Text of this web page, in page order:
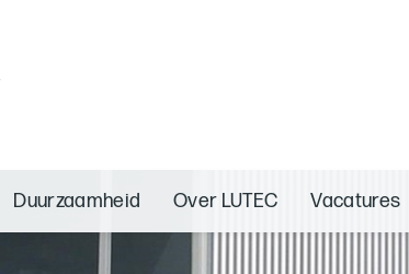
Duurzaamheid Over LUTEC Vacatures